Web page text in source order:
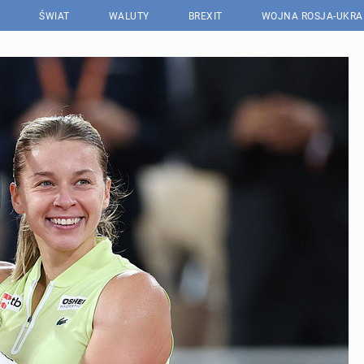
ŚWIAT WALUTY BREXIT WOJNA ROSJA-